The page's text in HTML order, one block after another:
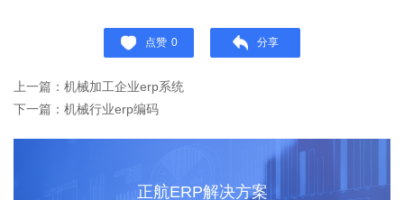
点赞 0 分享
上一篇：机械加工企业erp系统
下一篇：机械行业erp编码
正航ERP解决方案